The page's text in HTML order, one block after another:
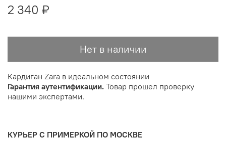
2 340 ₽
Нет в наличии
Кардиган Zara в идеальном состоянии
Гарантия аутентификации. Товар прошел проверку
нашими экспертами.
КУРЬЕР С ПРИМЕРКОЙ ПО МОСКВЕ